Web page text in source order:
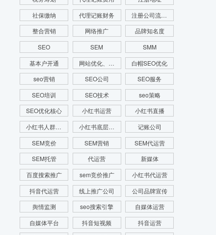
社保缴纳
代理记账财务
注册公司流程费用
整合营销
网络推广
品牌知名度
SEO
SEM
SMM
基本户开通
网站优化、SEO优化、SEO网站优化、关键词优化
白帽SEO优化
seo营销
SEO公司
SEO服务
SEO培训
SEO技术
seo策略
SEO优化核心
小红书运营
小红书直播
小红书人群画像
小红书底层逻辑
记账公司
SEM竞价
SEM营销
SEM代运营
SEM托管
代运营
新媒体
百度搜索推广
sem竞价推广
小红书代运营
抖音代运营
线上推广公司
公司品牌宣传
舆情监测
seo搜索引擎
自媒体运营
自媒体平台
抖音短视频
抖音运营